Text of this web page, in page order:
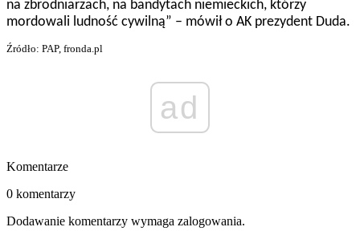
na zbrodniarzach, na bandytach niemieckich, którzy
mordowali ludność cywilną” – mówił o AK prezydent Duda.
Źródło: PAP, fronda.pl
ad
Komentarze
0 komentarzy
Dodawanie komentarzy wymaga zalogowania.